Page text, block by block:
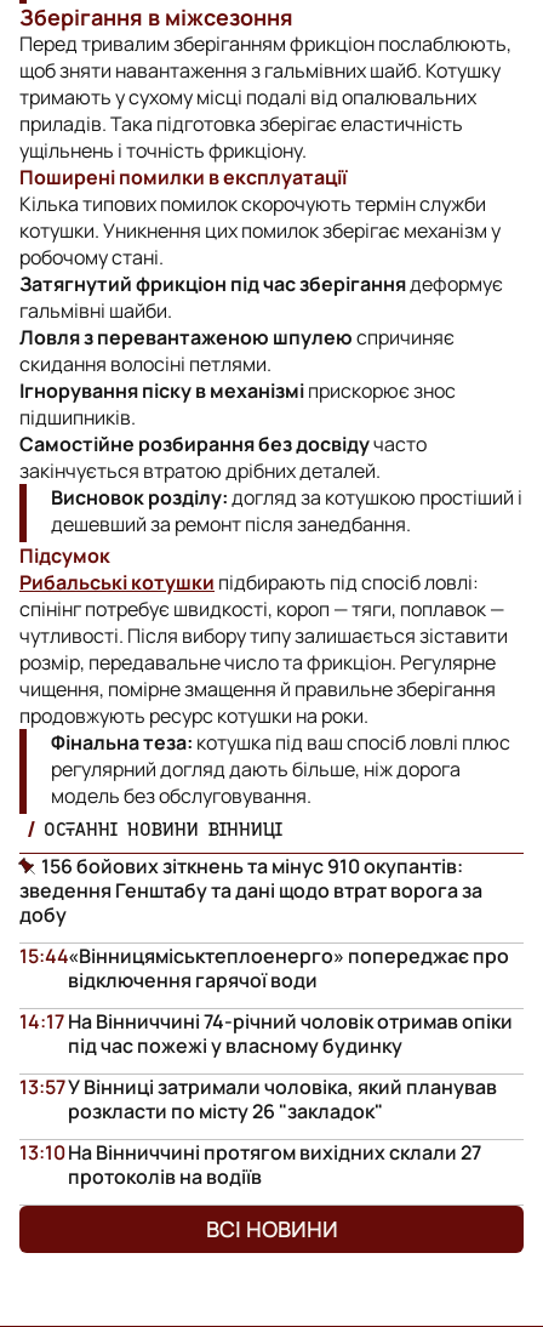
Зберігання в міжсезоння
Перед тривалим зберіганням фрикціон послаблюють,
щоб зняти навантаження з гальмівних шайб. Котушку
тримають у сухому місці подалі від опалювальних
приладів. Така підготовка зберігає еластичність
ущільнень і точність фрикціону.
Поширені помилки в експлуатації
Кілька типових помилок скорочують термін служби
котушки. Уникнення цих помилок зберігає механізм у
робочому стані.
Затягнутий фрикціон під час зберіганнядеформує
гальмівні шайби.
Ловля з перевантаженою шпулеюспричиняє
скидання волосіні петлями.
Ігнорування піску в механізміприскорює знос
підшипників.
Самостійне розбирання без досвідучасто
закінчується втратою дрібних деталей.
Висновок розділу:догляд за котушкою простіший і
дешевший за ремонт після занедбання.
Підсумок
Рибальські котушки підбирають під спосіб ловлі:
спінінг потребує швидкості, короп — тяги, поплавок —
чутливості. Після вибору типу залишається зіставити
розмір, передавальне число та фрикціон. Регулярне
чищення, помірне змащення й правильне зберігання
продовжують ресурс котушки на роки.
Фінальна теза: котушка під ваш спосіб ловлі плюс
регулярний догляд дають більше, ніж дорога
модель без обслуговування.
ОСТАННІ НОВИНИ ВІННИЦІ
156 бойових зіткнень та мінус 910 окупантів:
зведення Генштабу та дані щодо втрат ворога за
добу
«Вінницяміськтеплоенерго» попереджає про
відключення гарячої води
15:44
На Вінниччині 74-річний чоловік отримав опіки
під час пожежі у власному будинку
14:17
У Вінниці затримали чоловіка, який планував
розкласти по місту 26 "закладок"
13:57
На Вінниччині протягом вихідних склали 27
протоколів на водіїв
13:10
ВСІ НОВИНИ